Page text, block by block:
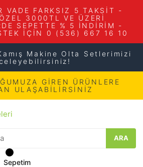
VADE FARKSIZ 5 TAKSİT -
3000TL VE ÜZERİ
SEPETTE % 5 İNDİRİM -
İÇİN 0 (536) 667 16 10
Makine Olta Setlerimizi
GİREN ÜRÜNLERE
ULAŞABİLİRSİNİZ
ARA
Sepetim